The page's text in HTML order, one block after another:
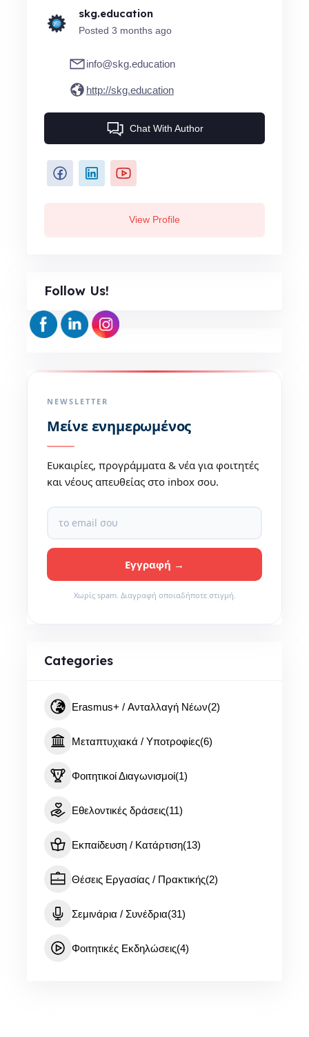
skg.education
Posted 3 months ago
info@skg.education
http://skg.education
Chat With Author
View Profile
Follow Us!
NEWSLETTER
Μείνε ενημερωμένος
Ευκαιρίες, προγράμματα & νέα για φοιτητές
και νέους απευθείας στο inbox σου.
Χωρίς spam. Διαγραφή οποιαδήποτε στιγμή.
Categories
Erasmus+ / Ανταλλαγή Νέων(2)
Μεταπτυχιακά / Υποτροφίες(6)
Φοιτητικοί Διαγωνισμοί(1)
Εθελοντικές δράσεις(11)
Εκπαίδευση / Κατάρτιση(13)
Θέσεις Εργασίας / Πρακτικής(2)
Σεμινάρια / Συνέδρια(31)
Φοιτητικές Εκδηλώσεις(4)